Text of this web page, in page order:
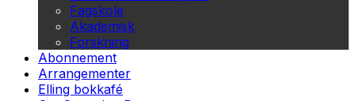
Fagskole
Akademisk
Forskning
Abonnement
Arrangementer
Elling bokkafé